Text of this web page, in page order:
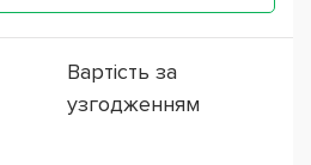
Вартість за
узгодженням